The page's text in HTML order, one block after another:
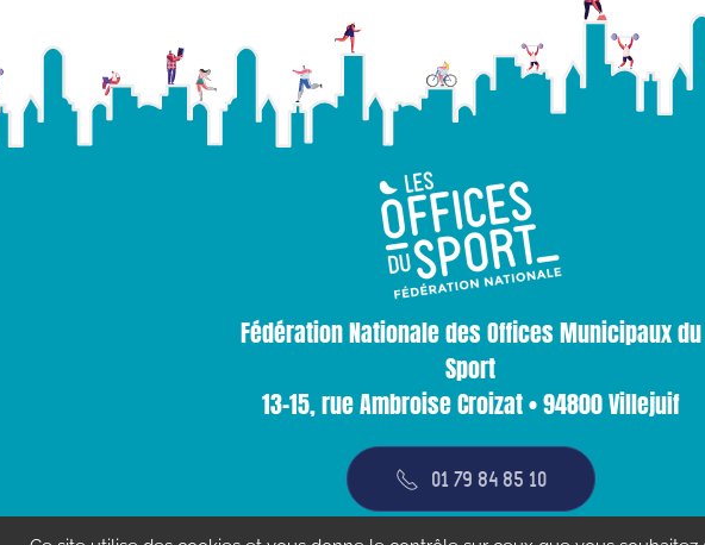
Fédération Nationale des Offices Municipaux du
Sport
13-15, rue Ambroise Croizat • 94800 Villejuif
01 79 84 85 10